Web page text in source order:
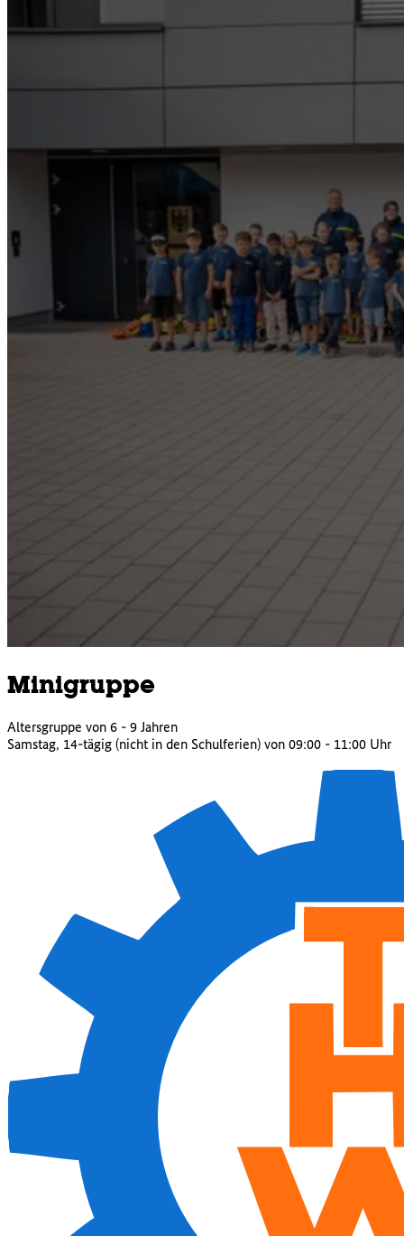
Mini­gruppe
Altersgruppe von 6 - 9 Jahren
Samstag, 14-tägig (nicht in den Schulferien) von 09:00 - 11:00 Uhr